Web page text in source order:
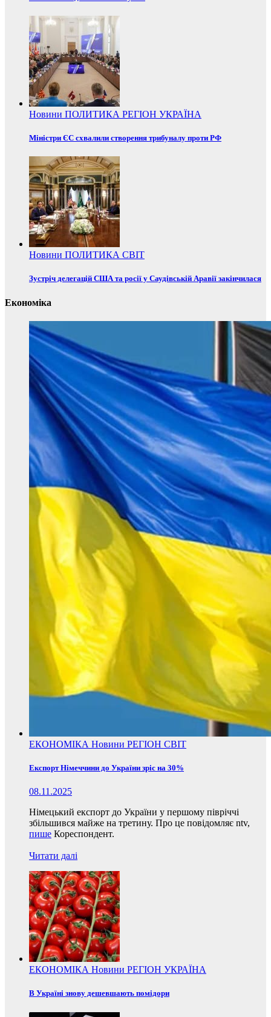
Новини ПОЛИТИКА РЕГІОН УКРАЇНА
Міністри ЄС схвалили створення трибуналу проти РФ
Новини ПОЛИТИКА СВІТ
Зустріч делегацій США та росії у Саудівській Аравії закінчилася
Економіка
ЕКОНОМІКА Новини РЕГІОН СВІТ
Експорт Німеччини до України зріс на 30%
08.11.2025
Німецький експорт до України у першому півріччі
збільшився майже на третину. Про це повідомляє ntv,
пише Кореспондент.
Читати далі
ЕКОНОМІКА Новини РЕГІОН УКРАЇНА
В Україні знову дешевшають помідори